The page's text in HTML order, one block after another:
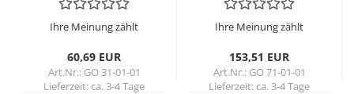
Ihre Meinung zählt
60,69 EUR
Art.Nr.: GO 31-01-01
Lieferzeit:ca. 3-4 Tage
Ihre Meinung zählt
153,51 EUR
Art.Nr.: GO 71-01-01
Lieferzeit:ca. 3-4 Tage